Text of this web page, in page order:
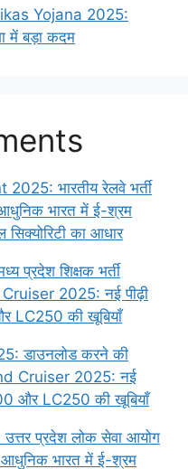
Yojana 2025:
में बड़ा कदम
भारतीय रेलवे भर्ती
भारत में ई-श्रम
सिक्योरिटी का आधार
प्रदेश शिक्षक भर्ती
2025: नई पीढ़ी
LC250 की खूबियाँ
डाउनलोड करने की
Cruiser 2025: नई
और LC250 की खूबियाँ
प्रदेश लोक सेवा आयोग
भारत में ई-श्रम